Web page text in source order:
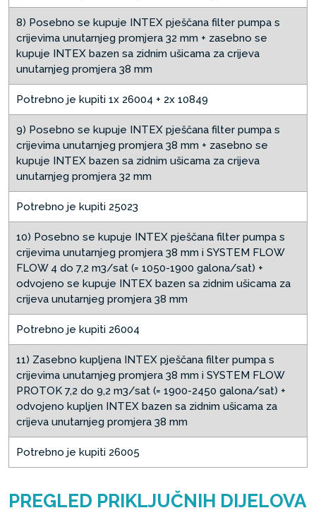
8) Posebno se kupuje INTEX pješčana filter pumpa s
crijevima unutarnjeg promjera 32 mm + zasebno se
kupuje INTEX bazen sa zidnim ušicama za crijeva
unutarnjeg promjera 38 mm
Potrebno je kupiti 1x 26004 + 2x 10849
9) Posebno se kupuje INTEX pješčana filter pumpa s
crijevima unutarnjeg promjera 38 mm + zasebno se
kupuje INTEX bazen sa zidnim ušicama za crijeva
unutarnjeg promjera 32 mm
Potrebno je kupiti 25023
10) Posebno se kupuje INTEX pješčana filter pumpa s
crijevima unutarnjeg promjera 38 mm i SYSTEM FLOW
FLOW 4 do 7,2 m3/sat (= 1050-1900 galona/sat) +
odvojeno se kupuje INTEX bazen sa zidnim ušicama za
crijeva unutarnjeg promjera 38 mm
Potrebno je kupiti 26004
11) Zasebno kupljena INTEX pješčana filter pumpa s
crijevima unutarnjeg promjera 38 mm i SYSTEM FLOW
PROTOK 7,2 do 9,2 m3/sat (= 1900-2450 galona/sat) +
odvojeno kupljen INTEX bazen sa zidnim ušicama za
crijeva unutarnjeg promjera 38 mm
Potrebno je kupiti 26005
PREGLED PRIKLJUČNIH DIJELOVA